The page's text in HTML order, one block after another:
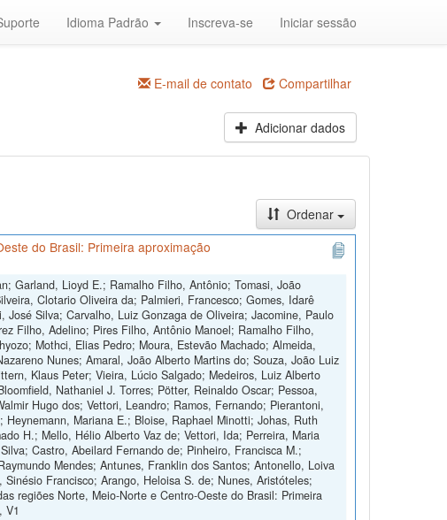
Idioma Padrão Inscreva-se Iniciar sessão
E-mail de contato Compartilhar
Adicionar dados
Ordenar
do Brasil: Primeira aproximação
Garland, Lioyd E.; Ramalho Filho, Antônio; Tomasi, João
Clotario Oliveira da; Palmieri, Francesco; Gomes, Idarê
Silva; Carvalho, Luiz Gonzaga de Oliveira; Jacomine, Paulo
Filho, Adelino; Pires Filho, Antônio Manoel; Ramalho Filho,
Mothci, Elias Pedro; Moura, Estevão Machado; Almeida,
Nunes; Amaral, João Alberto Martins do; Souza, João Luiz
Klaus Peter; Vieira, Lúcio Salgado; Medeiros, Luiz Alberto
Nathaniel J. Torres; Pötter, Reinaldo Oscar; Pessoa,
Hugo dos; Vettori, Leandro; Ramos, Fernando; Pierantoni,
Mariana E.; Bloise, Raphael Minotti; Johas, Ruth
H.; Mello, Hélio Alberto Vaz de; Vettori, Ida; Perreira, Maria
Castro, Abeilard Fernando de; Pinheiro, Francisca M.;
Mendes; Antunes, Franklin dos Santos; Antonello, Loiva
Francisco; Arango, Heloisa S. de; Nunes, Aristóteles;
regiões Norte, Meio-Norte e Centro-Oeste do Brasil: Primeira
V1